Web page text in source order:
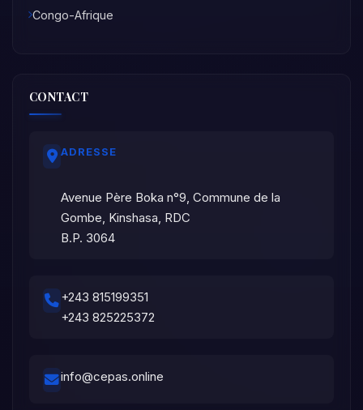
Congo-Afrique
CONTACT
ADRESSE
Avenue Père Boka n°9, Commune de la
Gombe, Kinshasa, RDC
B.P. 3064
+243 815199351
+243 825225372
info@cepas.online